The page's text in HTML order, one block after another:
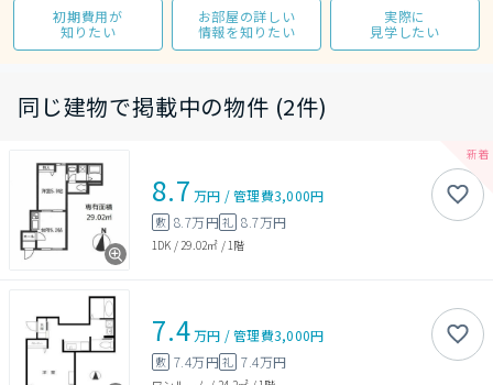
初期費用が
知りたい
お部屋の詳しい
情報を知りたい
実際に
見学したい
同じ建物で掲載中の物件 (2件)
8.7 万円 /管理費3,000円
敷 8.7万円礼 8.7万円
1DK / 29.02㎡ / 1階
7.4万円 /管理費3,000円
敷 7.4万円礼 7.4万円